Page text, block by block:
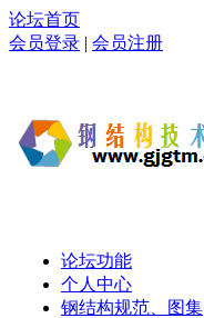
论坛首页
会员登录 | 会员注册
论坛功能
个人中心
钢结构规范、图集